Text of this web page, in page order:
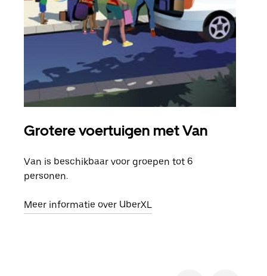
Grotere voertuigen met Van
Van is beschikbaar voor groepen tot 6
personen.
Meer informatie over UberXL